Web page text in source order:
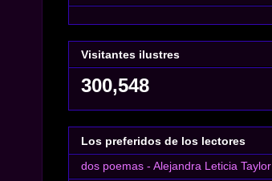
Visitantes ilustres
300,548
Los preferidos de los lectores
dos poemas - Alejandra Leticia Taylor